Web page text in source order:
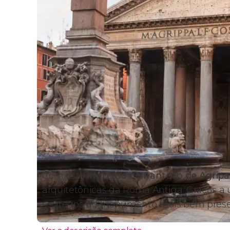
Com este ingresso do Panteão de Agripa
arquitetônicas da Roma Antiga. Graças a
segredos do monumento mais bem